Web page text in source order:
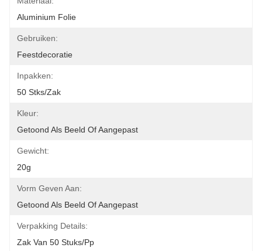
Aluminium Folie
Gebruiken:
Feestdecoratie
Inpakken:
50 Stks/zak
Kleur:
Getoond Als Beeld Of Aangepast
Gewicht:
20g
Vorm Geven Aan:
Getoond Als Beeld Of Aangepast
Verpakking Details:
Zak Van 50 Stuks/pp